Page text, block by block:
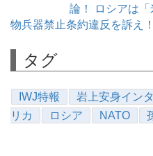
論！ ロシアは
物兵器禁止条約違反を訴え
タグ
IWJ特報 岩上安身イン
リカ
ロシア NATO